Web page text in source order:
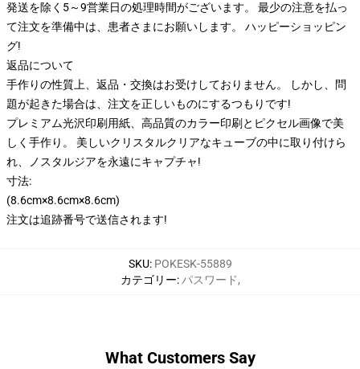
発送を除く5～9営業日の処理時間がございます。 最少の注意を払っ
て注文を準備中は、患者さまにお願いします。 ハッピーショッピン
グ!
返品について
手作りの性質上、返品・交換はお受けしておりません。 しかし、問
題が起きた場合は、注文を正しいものにするつもりです!
プレミアム光沢印刷用紙、高品質のカラー印刷とピクセル画像で美
しく手作り。 美しいクリスタルクリアなキューブの中に取り付けら
れ、ノスタルジアを永遠にキャプチャ!
寸法:
(8.6cm×8.6cm×8.6cm)
注文は追跡番号で送信されます!
SKU: POKESK-55889
カテゴリー:パスワード,
What Customers Say